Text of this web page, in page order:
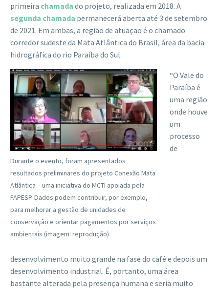
primeira chamada do projeto, realizada em 2018. A
segunda chamada permanecerá aberta até 3 de setembro
de 2021. Em ambas, a região de atuação é o chamado
corredor sudeste da Mata Atlântica do Brasil, área da bacia
hidrográfica do rio Paraíba do Sul.
Durante o evento, foram apresentados
resultados preliminares do projeto Conexão Mata
Atlântica – uma iniciativa do MCTI apoiada pela
FAPESP. Dados podem contribuir, por exemplo,
para melhorar a gestão de unidades de
conservação e orientar pagamentos por serviços
ambientais (imagem: reprodução)
“O Vale do
Paraíba é
uma região
onde houve
um
processo
de
desenvolvimento muito grande na fase do café e depois um
desenvolvimento industrial. É, portanto, uma área
bastante alterada pela presença humana e seria muito